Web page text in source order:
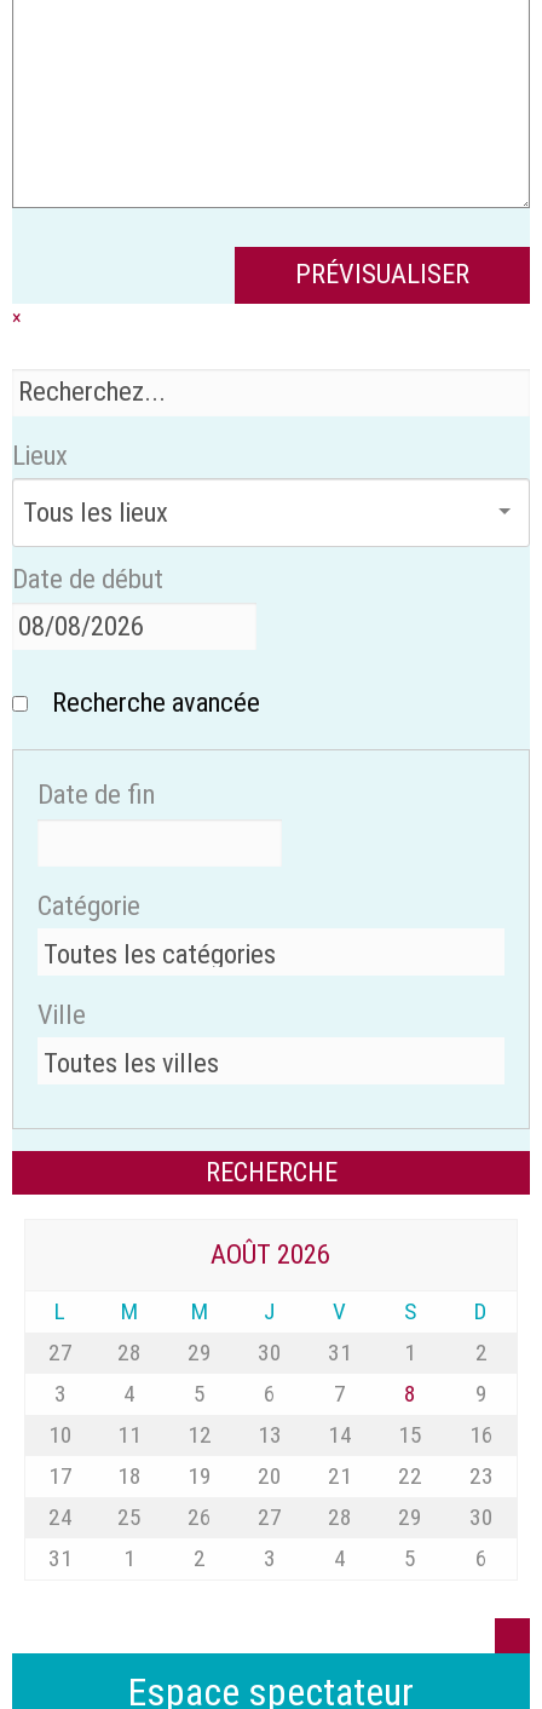
×
Lieux
Date de début
Recherche avancée
Date de fin
Catégorie
Ville
AOÛT 2026
L M M J V S
D
27
28 29 30 31 1
2
3
4 5 6 7 8
9
10
11 12 13 14 15
16
17
18 19 20 21 22
23
24
25 26 27 28 29
30
31
1 2 3 4 5 6
Espace spectateur